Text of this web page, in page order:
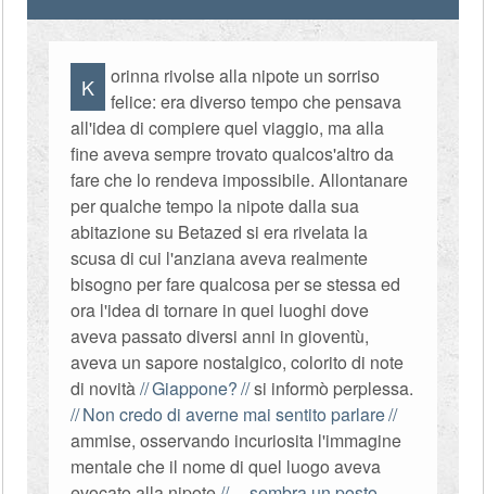
K
orinna rivolse alla nipote un sorriso
felice: era diverso tempo che pensava
all'idea di compiere quel viaggio, ma alla
fine aveva sempre trovato qualcos'altro da
fare che lo rendeva impossibile. Allontanare
per qualche tempo la nipote dalla sua
abitazione su Betazed si era rivelata la
scusa di cui l'anziana aveva realmente
bisogno per fare qualcosa per se stessa ed
ora l'idea di tornare in quei luoghi dove
aveva passato diversi anni in gioventù,
aveva un sapore nostalgico, colorito di note
di novità Giappone? si informò perplessa.
Non credo di averne mai sentito parlare
ammise, osservando incuriosita l'immagine
mentale che il nome di quel luogo aveva